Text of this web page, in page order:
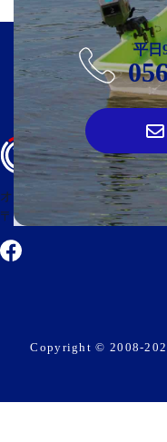
平日
オーパ・クラフト
〒474-0023 愛知県大府市
Copyright © 2008-